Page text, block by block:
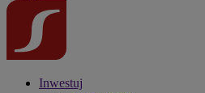
Inwestuj